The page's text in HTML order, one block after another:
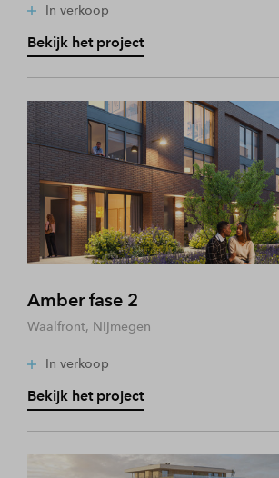
In verkoop
Bekijk het project
Amber fase 2
Waalfront, Nijmegen
In verkoop
Bekijk het project